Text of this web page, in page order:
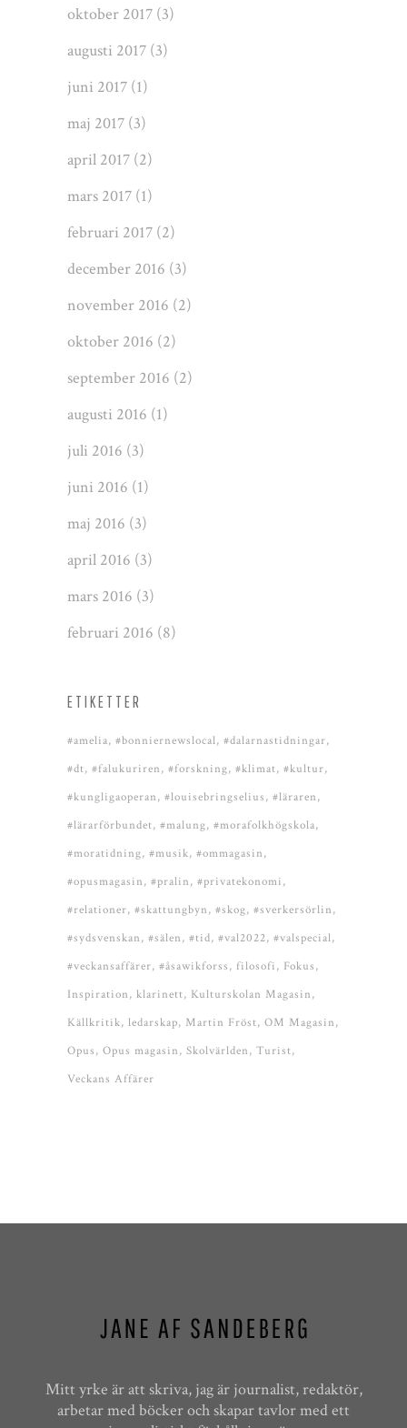
oktober 2017 (3)
augusti 2017 (3)
juni 2017 (1)
maj 2017 (3)
april 2017 (2)
mars 2017 (1)
februari 2017 (2)
december 2016 (3)
november 2016 (2)
oktober 2016 (2)
september 2016 (2)
augusti 2016 (1)
juli 2016 (3)
juni 2016 (1)
maj 2016 (3)
april 2016 (3)
mars 2016 (3)
februari 2016 (8)
ETIKETTER
#amelia #bonniernewslocal #dalarnastidningar
#dt #falukuriren #forskning #klimat #kultur
#kungligaoperan #louisebringselius #läraren
#lärarförbundet #malung #morafolkhögskola
#moratidning #musik #ommagasin
#opusmagasin #pralin #privatekonomi
#relationer #skattungbyn #skog #sverkersörlin
#sydsvenskan #sälen #tid #val2022 #valspecial
#veckansaffärer #åsawikforss filosofi
Fokus
Inspiration klarinett Kulturskolan Magasin
Källkritik ledarskap Martin Fröst OM Magasin
Opus Opus magasin Skolvärlden Turist
Veckans Affärer
Mitt yrke är att skriva, jag är journalist, redaktör,
arbetar med böcker och skapar tavlor med ett